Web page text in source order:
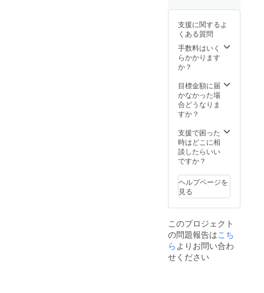
いただ
きま
す。
援くだ
さい。
※メール
でご連
絡を担
当より
きま
す。
当より
にて改
めてご
案内さ
せて頂
きま
支援に関するよ
くある質問
手数料はいく
らかかります
か？
目標金額に届
かなかった場
合どうなりま
すか？
支援で困った
時はどこに相
談したらいい
ですか？
ヘルプページを
見る
このプロジェクト
の問題報告はこち
らよりお問い合わ
せください